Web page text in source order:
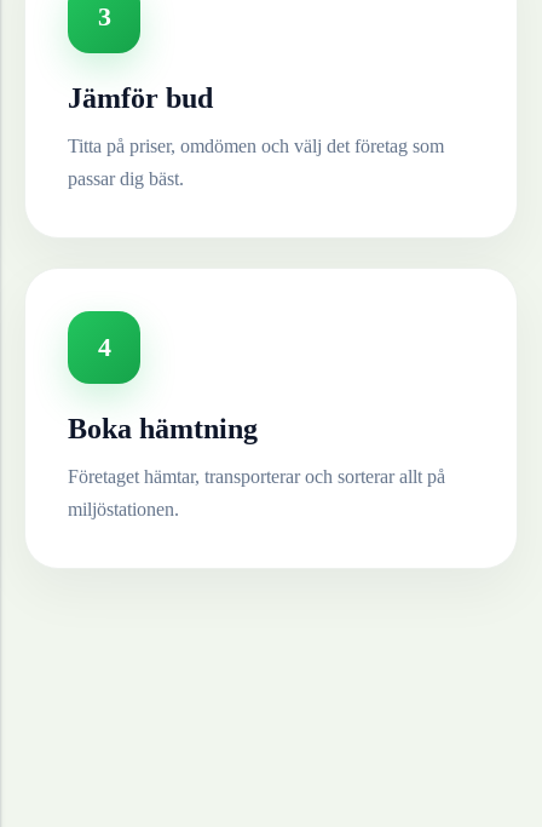
3
Jämför bud
Titta på priser, omdömen och välj det företag som
passar dig bäst.
4
Boka hämtning
Företaget hämtar, transporterar och sorterar allt på
miljöstationen.